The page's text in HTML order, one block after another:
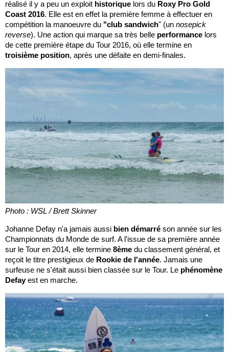
réalisé il y a peu un exploit historique lors du Roxy Pro Gold
Coast 2016. Elle est en effet la première femme à effectuer en
compétition la manoeuvre du "club sandwich" (un nosepick
reverse). Une action qui marque sa très belle performance lors
de cette première étape du Tour 2016, où elle termine en
troisième position, après une défaite en demi-finales.
Photo : WSL / Brett Skinner
Johanne Defay n'a jamais aussi bien démarré son année sur les
Championnats du Monde de surf. A l'issue de sa première année
sur le Tour en 2014, elle termine 8ème du classement général, et
reçoit le titre prestigieux de Rookie de l'année. Jamais une
surfeuse ne s'était aussi bien classée sur le Tour. Le phénomène
Defayest en marche.